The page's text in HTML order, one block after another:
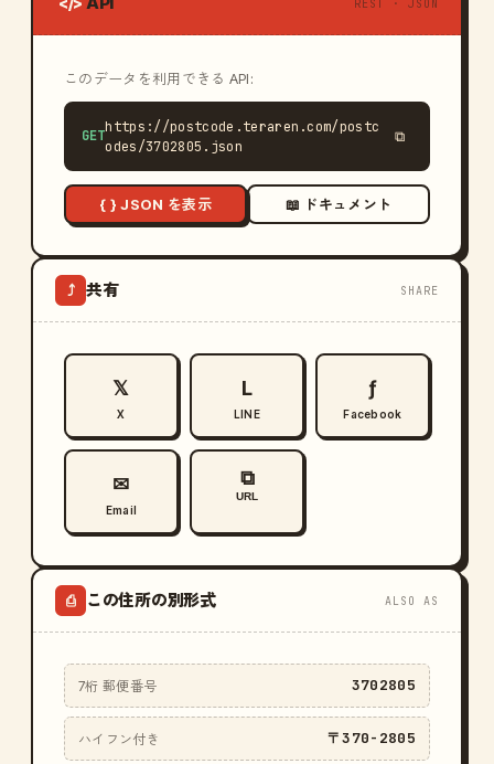
REST · JSON
このデータを利用できる API:
GET
https://postcode.teraren.com/postc
odes/3702805.json
⧉
{ } JSON を表示 📖 ドキュメント
⤴ 共有 SHARE
𝕏
X
L
LINE
ƒ
Facebook
✉
Email
⧉
URL
⎙ この住所の別形式 ALSO AS
7桁 郵便番号 3702805
ハイフン付き 〒370-2805